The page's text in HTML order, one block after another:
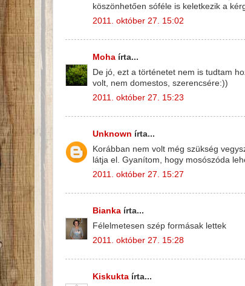
köszönhetően sóféle is keletkezik a
2011. október 27. 15:02
Moha írta...
De jó, ezt a történetet nem is tudtam
volt, nem domestos, szerencsére:))
2011. október 27. 15:23
Unknown írta...
Korábban nem volt még szükség
látja el. Gyanítom, hogy mosószóda
2011. október 27. 15:27
Bianka írta...
Félelmetesen szép formásak lettek
2011. október 27. 15:28
Kiskukta írta...